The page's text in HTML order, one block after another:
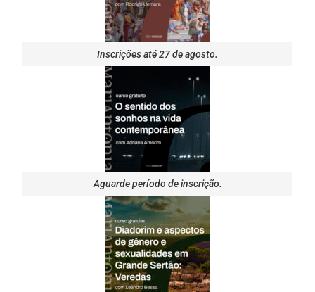
Inscrições até 27 de agosto.
Aguarde período de inscrição.